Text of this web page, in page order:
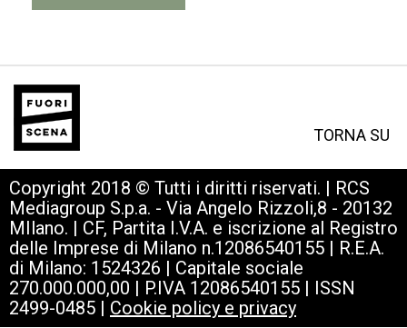
TORNA SU
Copyright 2018 © Tutti i diritti riservati. | RCS
Mediagroup S.p.a. - Via Angelo Rizzoli,8 - 20132
MIlano. | CF, Partita I.V.A. e iscrizione al Registro
delle Imprese di Milano n.12086540155 | R.E.A.
di Milano: 1524326 | Capitale sociale
270.000.000,00 | P.IVA 12086540155 | ISSN
2499-0485 | Cookie policy e privacy